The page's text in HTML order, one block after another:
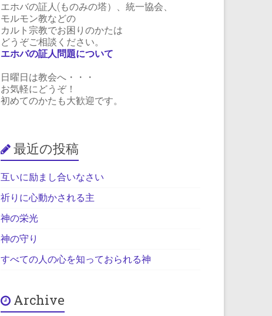
エホバの証人(ものみの塔）、統一協会、
モルモン教などの
カルト宗教でお困りのかたは
どうぞご相談ください。
エホバの証人問題について
日曜日は教会へ・・・
お気軽にどうぞ！
初めてのかたも大歓迎です。
最近の投稿
互いに励まし合いなさい
祈りに心動かされる主
神の栄光
神の守り
すべての人の心を知っておられる神
Archive